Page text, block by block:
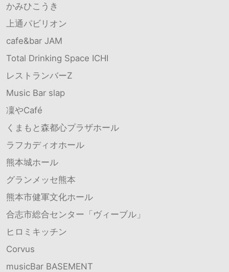
かみひこうき
上通パビリオン
cafe&bar JAM
Total Drinking Space ICHI
レストランバーZ
Music Bar slap
凜やCafé
くまもと森都心プラザホール
ラフカディオホール
熊本城ホール
グランメッセ熊本
熊本市健軍文化ホール
合志市総合センター「ヴィーブル」
ヒロミキッチン
Corvus
musicBar BASEMENT